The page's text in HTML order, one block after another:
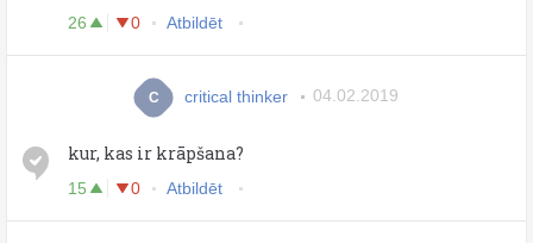
26 0 Atbildēt
C critical thinker 04.02.2019
kur, kas ir krāpšana?
15 0 Atbildēt